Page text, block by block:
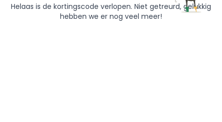
Helaas is de kortingscode verlopen. Niet getreurd, gelukkig
hebben we er nog veel meer!